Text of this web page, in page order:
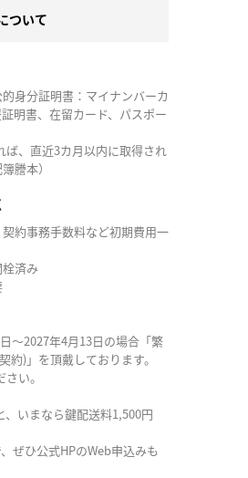
ついて
身分証明書：マイナンバーカ
明書、在留カード、パスポー
ば、直近3カ月以内に取得され
謄本）
約事務手数料など初期費用一
済み
～2027年4月13日の場合「繁
約)」を頂戴しております。
い。
いまなら鍵配送料1,500円
ぜひ公式HPのWeb申込みも